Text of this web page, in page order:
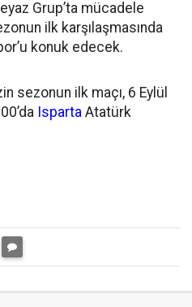
Grup’ta mücadele
ilk karşılaşmasında
konuk edecek.
sezonun ilk maçı, 6 Eylül
Isparta Atatürk